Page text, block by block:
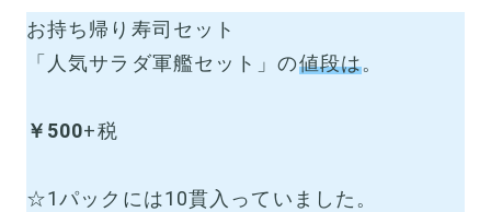
お持ち帰り寿司セット
「人気サラダ軍艦セット」の値段は。
￥500+税
☆1パックには10貫入っていました。